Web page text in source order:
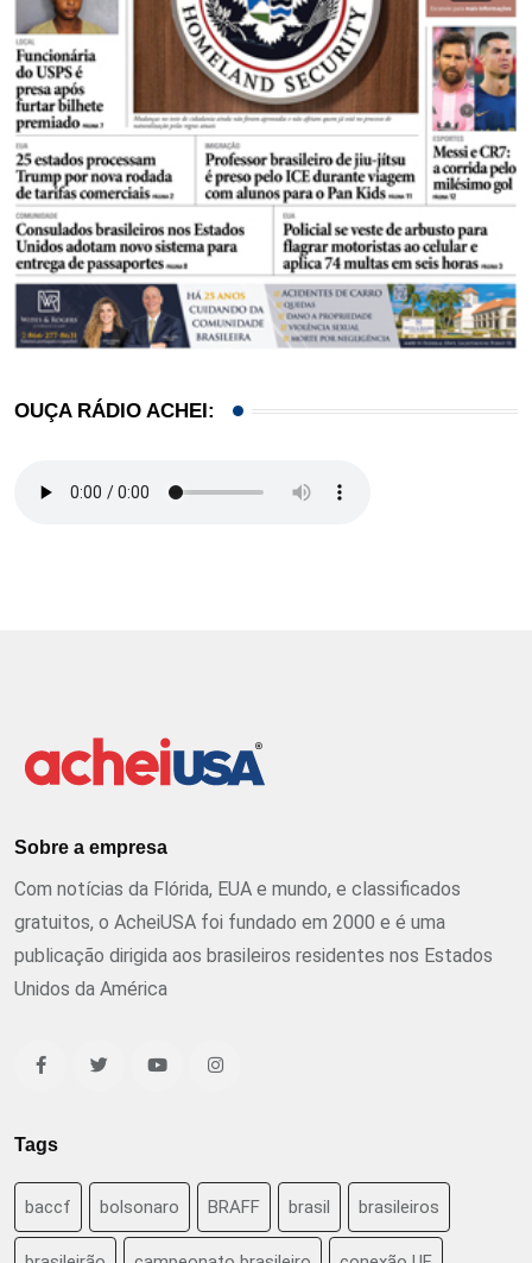
OUÇA RÁDIO ACHEI:
Sobre a empresa
Com notícias da Flórida, EUA e mundo, e classificados
gratuitos, o AcheiUSA foi fundado em 2000 e é uma
publicação dirigida aos brasileiros residentes nos Estados
Unidos da América
Tags
baccf bolsonaro BRAFF brasil brasileiros